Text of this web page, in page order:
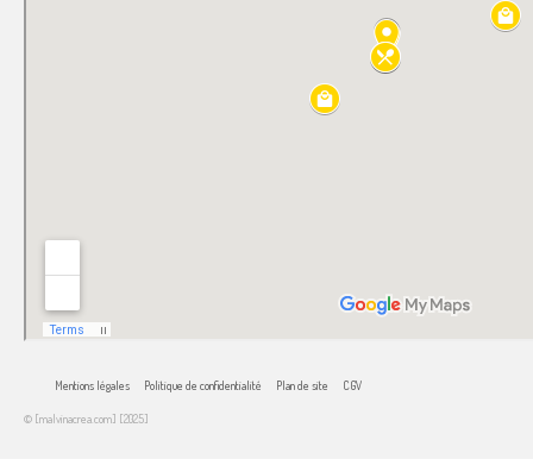
Mentions légales Politique de confidentialité Plan de site CGV
© [malvinacrea.com] [2025]